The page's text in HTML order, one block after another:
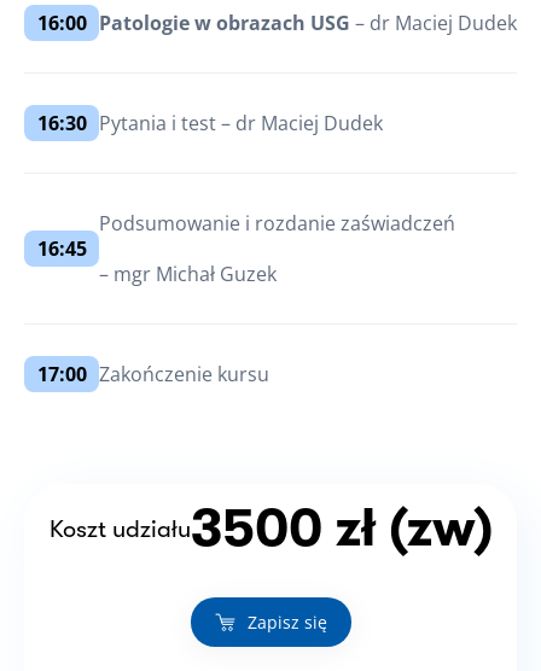
16:00 Patologie w obrazach USG – dr Maciej Dudek
16:30 Pytania i test – dr Maciej Dudek
16:45
Podsumowanie i rozdanie zaświadczeń
– mgr Michał Guzek
17:00 Zakończenie kursu
Koszt udziału3500 zł (zw)
Zapisz się